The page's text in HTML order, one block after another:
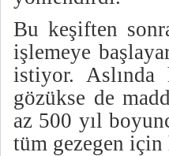
Bu keşiften
işlemeye
istiyor. Aslında
gözükse de
az 500 yıl
tüm gezegen